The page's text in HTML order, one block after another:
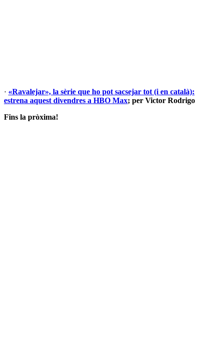
· «Ravalejar», la sèrie que ho pot sacsejar tot (i en català):
estrena aquest divendres a HBO Max; per Victor Rodrigo
Fins la pròxima!